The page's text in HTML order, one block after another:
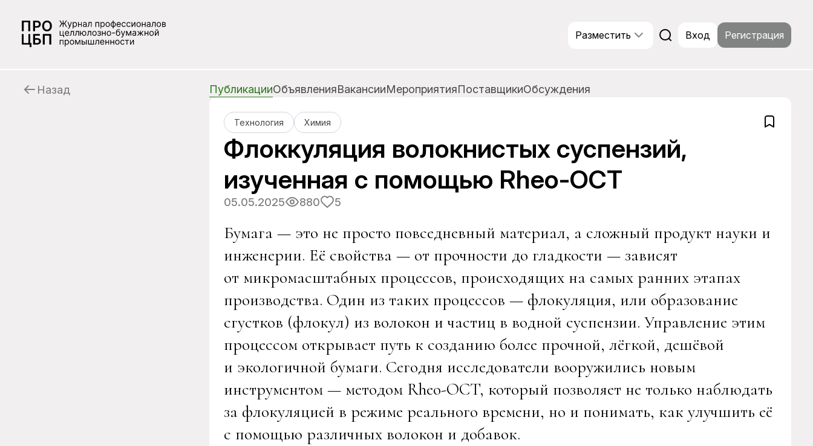
Разместить Вход Регистрация
Назад ПубликацииОбъявленияВакансииМероприятияПоставщикиОбсуждения
Технология Химия
Флоккуляция волокнистых суспензий,
изученная с помощью Rheo-OCT
05.05.2025 880 5
Бумага — это не просто повседневный материал, а сложный продукт науки и
инженерии. Её свойства — от прочности до гладкости — зависят
от микромасштабных процессов, происходящих на самых ранних этапах
производства. Один из таких процессов — флокуляция, или образование
сгустков (флокул) из волокон и частиц в водной суспензии. Управление этим
процессом открывает путь к созданию более прочной, лёгкой, дешёвой
и экологичной бумаги. Сегодня исследователи вооружились новым
инструментом — методом Rheo-OCT, который позволяет не только наблюдать
за флокуляцией в режиме реального времени, но и понимать, как улучшить её
с помощью различных волокон и добавок.